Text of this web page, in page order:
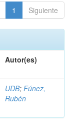
1 Siguiente
Autor(es)
UDB; Fúnez,
Rubén